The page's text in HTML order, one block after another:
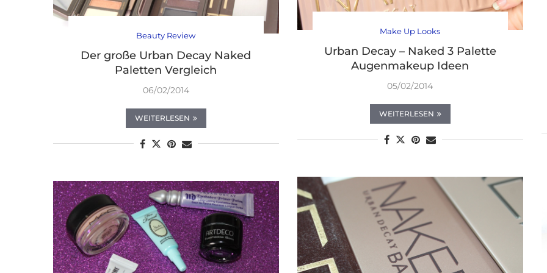
Beauty Review
Der große Urban Decay Naked
Paletten Vergleich
06/02/2014
WEITERLESEN
Make Up Looks
Urban Decay – Naked 3 Palette
Augenmakeup Ideen
05/02/2014
WEITERLESEN